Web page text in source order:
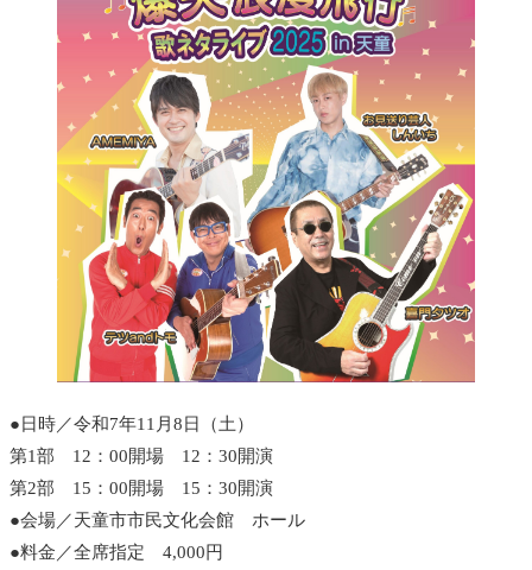
●日時／令和7年11月8日（土）
第1部 12：00開場 12：30開演
第2部 15：00開場 15：30開演
●会場／天童市市民文化会館 ホール
●料金／全席指定 4,000円